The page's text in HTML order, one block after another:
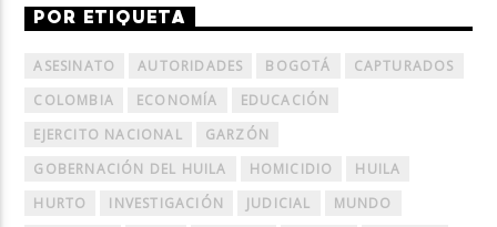
POR ETIQUETA
ASESINATO AUTORIDADES BOGOTÁ
CAPTURADOS
COLOMBIA
ECONOMÍA
EDUCACIÓN
EJERCITO NACIONAL
GARZÓN
GOBERNACIÓN DEL HUILA
HOMICIDIO
HUILA
HURTO
INVESTIGACIÓN JUDICIAL
MUNDO